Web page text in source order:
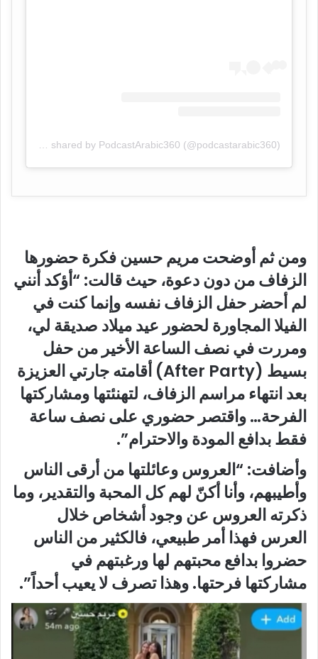
ومن ثم أوضحت مريم حسين فكرة حضورها
الزفاف من دون دعوة، حيث قالت: “أؤكد أنني
لم أحضر حفل الزفاف نفسه وإنما كنت في
الفيلا المجاورة لحضور عيد ميلاد صديقة لي،
ومررت في نصف الساعة الأخير من حفل
بسيط (After Party) أقامته جارتي العزيزة
بعد انتهاء مراسم الزفاف، لتهنئتها ومشاركتها
الفرحة… واقتصر حضوري على نصف ساعة
فقط بدافع المودة والاحترام”.
وأضافت: “العروس وعائلتها من أرقى الناس
وأطيبهم، وأنا أكنّ لهم كل المحبة والتقدير، وما
ذكرته العروس عن وجود أشخاص خلال
العرس فهذا أمر طبيعي، فالكثير من الناس
حضروا بدافع محبتهم لها ورغبتهم في
مشاركتها فرحتها. وهذا تصرف لا يعيب أحداً”.